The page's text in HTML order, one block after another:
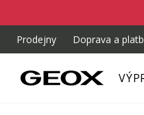
Prodejny Doprava a